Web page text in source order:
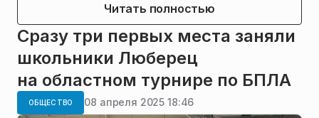
Читать полностью
Сразу три первых места заняли
школьники Люберец
на областном турнире по БПЛА
ОБЩЕСТВО 08 апреля 2025 18:46